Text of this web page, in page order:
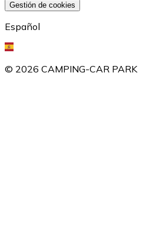
Gestión de cookies
Español
© 2026 CAMPING-CAR PARK